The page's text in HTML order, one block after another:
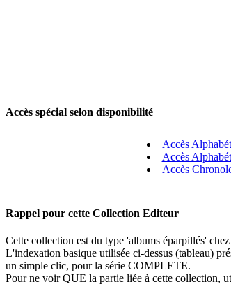
Accès spécial selon disponibilité
Accès
Accès
Accès
Rappel pour cette Collection Editeur
Cette collection est du type 'albums éparpillés'
L'indexation basique utilisée ci-dessus (tableau)
un simple clic, pour la série COMPLETE.
Pour ne voir QUE la partie liée à cette collection,